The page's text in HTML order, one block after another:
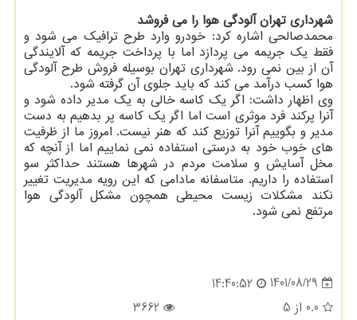
شهرداری تهران آلودگی هوا را می فروشد
محمدصالحی اشاره کرد: خودرو وارد طرح ترافیک می شود و
فقط یک جریمه می پردازد اما با پرداخت جریمه که آلایندگی
آن از بین نمی رود. شهرداری تهران بوسیله فروش طرح آلودگی
هوا کسب درآمد می کند که باید جلوی آن گرفته شود.
وی اظهار داشت: اگر یک کاسه خالی به یک مدیر داده شود و
آنرا پرکند فرد موثری است اما اگر یک کاسه پر بدهیم به دست
مدیر و بگوییم آنرا توزیع کند که هنر نیست. امروز ما از ظرفیت
های خوب خود به درستی استفاده نمی نماییم اما از آنچه که
مخل آسایش و سلامت مردم در شهرها هستند حداکثر سو
استفاده را داریم. متاسفانه مادامی که این رویه مدیریت تغییر
نکند مشکلات زیست محیطی همچون مشکل آلودگی هوا
مرتفع نمی شود.
1401/08/29
14:40:52
0.0 از 5
3662